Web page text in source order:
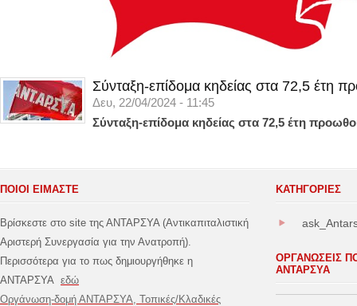
Σύνταξη-επίδομα κηδείας στα 72,5 έτη
Δευ, 22/04/2024 - 11:45
Σύνταξη-επίδομα κηδείας στα 72,5 έτη
ΠΟΙΟΙ ΕΙΜΑΣΤΕ
Βρίσκεστε στο site της ΑΝΤΑΡΣΥΑ (Αντικαπιταλιστική
Αριστερή Συνεργασία για την Ανατροπή).
Περισσότερα για το πως δημιουργήθηκε η
ΑΝΤΑΡΣΥΑ εδώ
Οργάνωση-δομή ΑΝΤΑΡΣΥΑ, Τοπικές/Κλαδικές
ΚΑΤΗΓΟΡΊΕΣ
ΟΡΓΑΝΩΣΕΙΣ
ΑΝΤΑΡΣΥΑ